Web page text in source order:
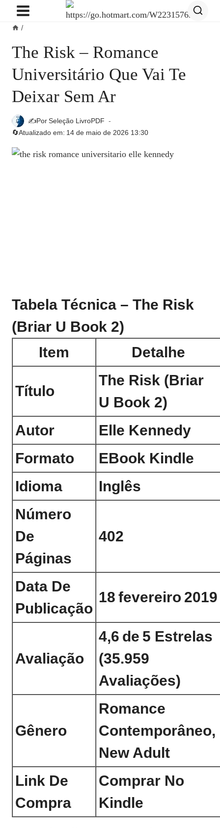
Pular
Conteúdo
/
The Risk – Romance
Universitário Que Vai Te
Deixar Sem Ar
✍️PorSeleção LivroPDF
🔄Atualizado em: 14 de maio de 2026 13:30
Tabela Técnica – The Risk
(Briar U Book 2)
Item
Detalhe
Título
The Risk (Briar
U Book 2)
Autor
Elle Kennedy
Formato
EBook Kindle
Idioma
Inglês
Número
De
Páginas
402
Data De
Publicação
18 Fevereiro 2019
Avaliação
4,6 De 5 Estrelas
(35.959
Avaliações)
Gênero
Romance
Contemporâneo,
New Adult
Link De
Compra
Comprar No
Kindle